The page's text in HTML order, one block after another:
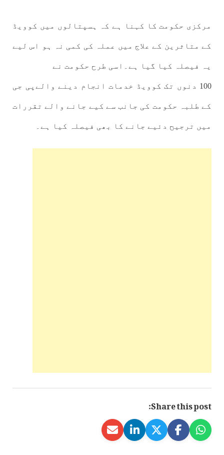
مرکزی حکومت کا کہنا ہے کہ ہسپتالوں میں کوویڈ
کے متاثرین کے علاج میں عملہ کی کمی نہ ہو اس لیے
یہ فیصلہ کیا گیا ہے۔اسی طرح حکومت نے
100 دنوں تک کوویڈ خدمات انجام دینے والےپی جی
کے طلبہ حکومت کی جانب سے کیے جانے والے تقررات
میں ترجیح دئیے جانے کا بھی فیصلہ کیا ہے۔
Share this post: